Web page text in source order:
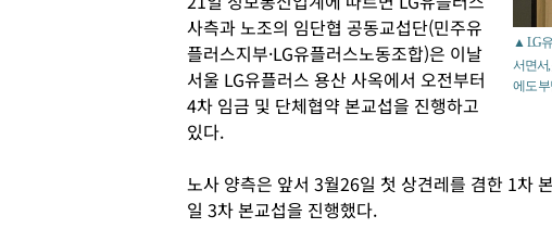
▲ LG
서면서,
에도
사측과 노조의 임단협 공동교섭단(민주유
플러스지부·LG유플러스노동조합)은 이날
서울 LG유플러스 용산 사옥에서 오전부터
4차 임금 및 단체협약 본교섭을 진행하고
있다.
노사 양측은 앞서 3월26일 첫 상견레를 겸한 1차
일 3차 본교섭을 진행했다.